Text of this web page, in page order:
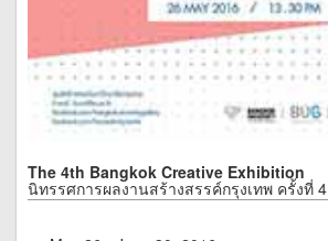
The 4th Bangkok Creative Exhibition
นิทรรศการผลงานสร้างสรรค์กรุงเทพ ครั้งที่ 4